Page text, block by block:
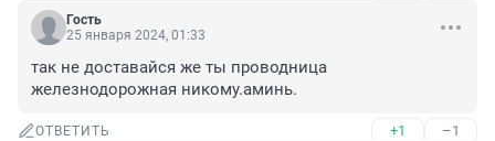
Гость
25 января 2024, 01:33
так не доставайся же ты проводница
железнодорожная никому.аминь.
ОТВЕТИТЬ +1 –1